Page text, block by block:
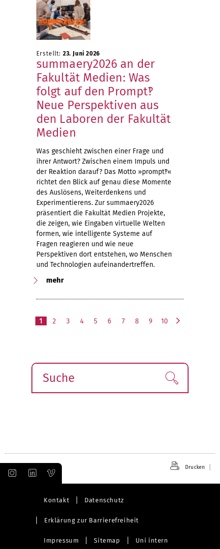
Erstellt: 23. Juni 2026
summaery2026 an der
Fakultät Medien: Was
folgt auf den Prompt‽
Neue Perspektiven aus
den Laboren der Fakultät
Medien
Was geschieht zwischen einer Frage und
ihrer Antwort? Zwischen einem Impuls und
der Reaktion darauf? Das Motto »prompt‽«
richtet den Blick auf genau diese Momente
des Auslösens, Weiterdenkens und
Experimentierens. Zur summaery2026
präsentiert die Fakultät Medien Projekte,
die zeigen, wie Eingaben virtuelle Welten
formen, wie intelligente Systeme auf
Fragen reagieren und wie neue
Perspektiven dort entstehen, wo Menschen
und Technologien aufeinandertreffen.
mehr
1 2 3 4 5 6 7 8 9
10
Suche Finden!
Drucken
Kontakt Datenschutz
Erklärung zur Barrierefreiheit
Impressum Sitemap Uni intern